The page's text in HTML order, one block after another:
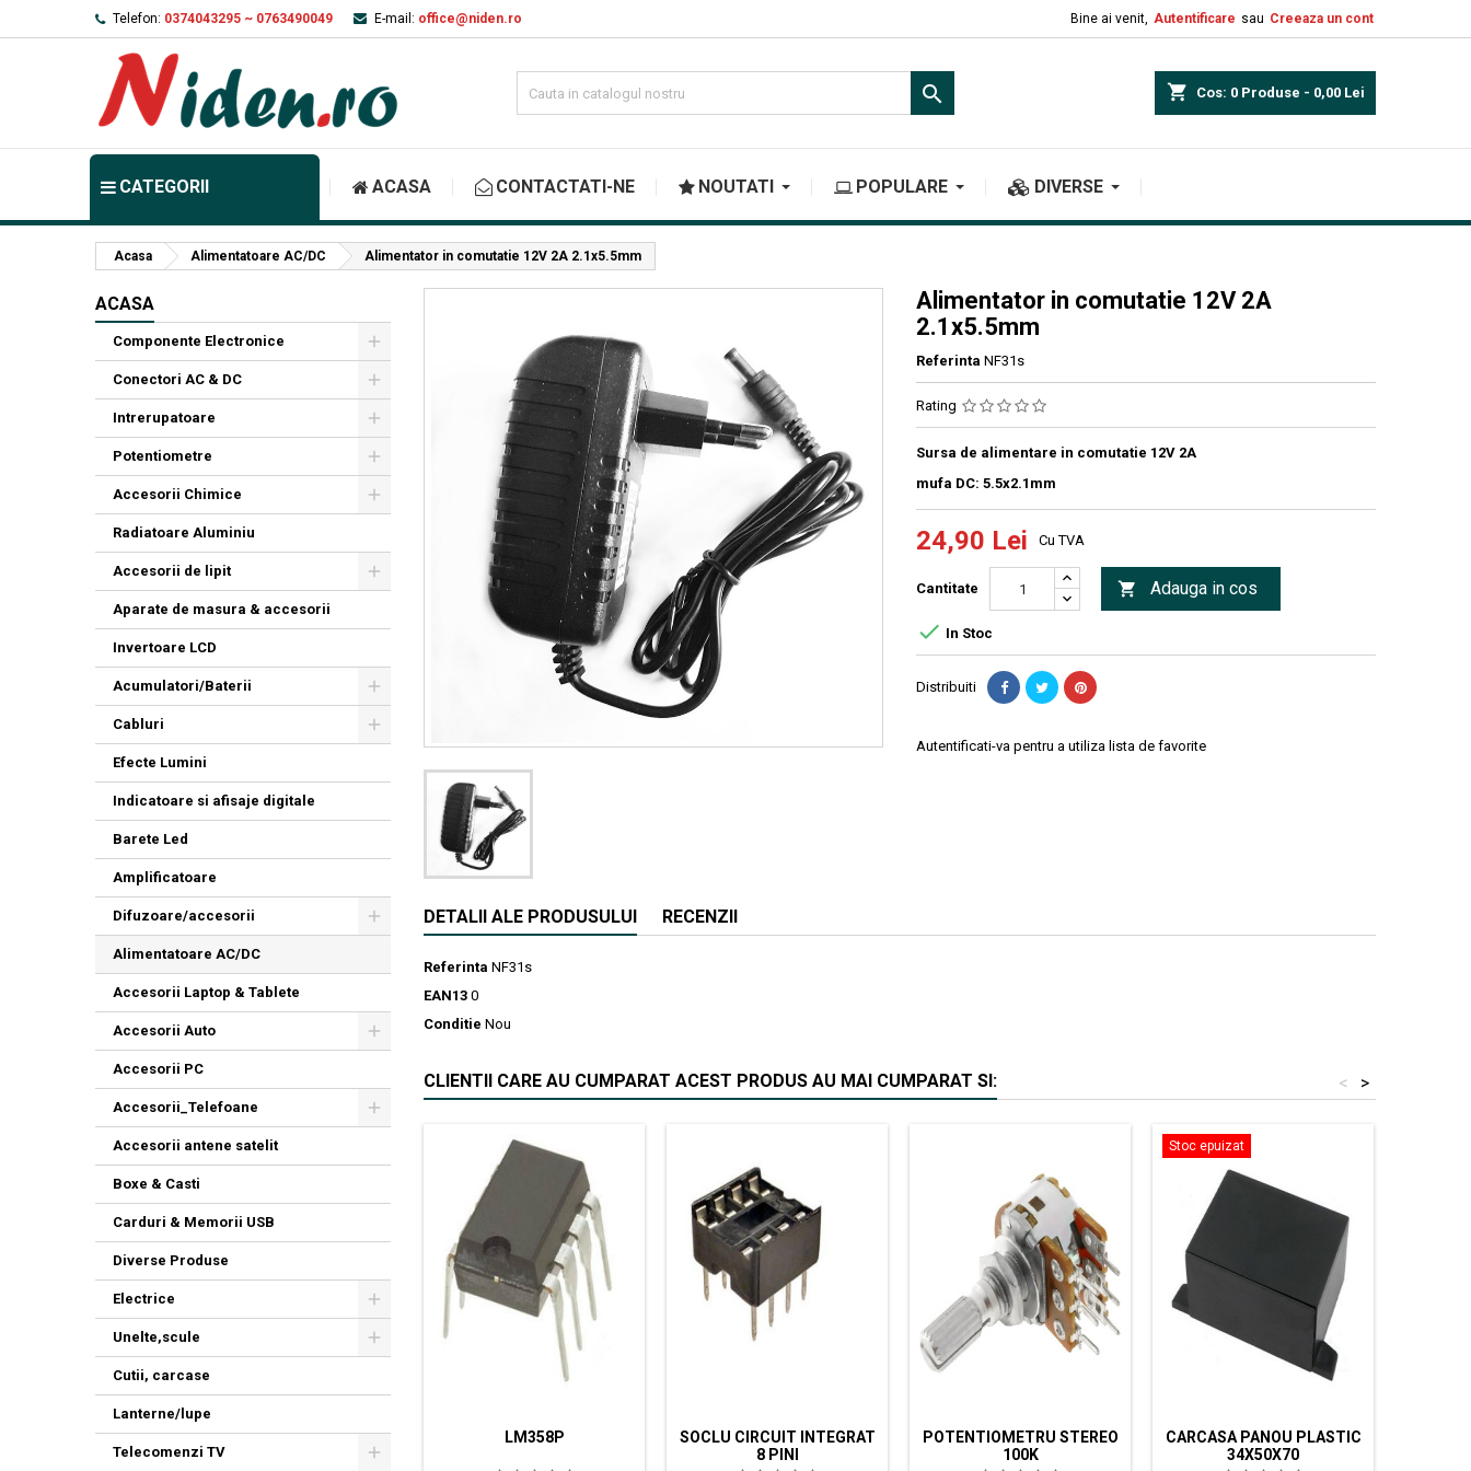
Telefon: 0374043295 ~ 0763490049 E-mail: office@niden.ro Bine ai venit, Autentificare sau Creeaza un cont
shopping_cart Cos: 0 Produse - 0,00 Lei

CATEGORII ACASA CONTACTATI-NE NOUTATI POPULARE DIVERSE
Acasa Alimentatoare AC/DC Alimentator in comutatie 12V 2A 2.1x5.5mm
ACASA
Componente Electronice
Conectori AC & DC
Intrerupatoare
Potentiometre
Accesorii Chimice
Radiatoare Aluminiu
Accesorii de lipit
Aparate de masura & accesorii
Invertoare LCD
Acumulatori/Baterii
Cabluri
Efecte Lumini
Indicatoare si afisaje digitale
Barete Led
Amplificatoare
Difuzoare/accesorii
Alimentatoare AC/DC
Accesorii Laptop & Tablete
Accesorii Auto
Accesorii PC
Accesorii_Telefoane
Accesorii antene satelit
Boxe & Casti
Carduri & Memorii USB
Diverse Produse
Electrice
Unelte,scule
Cutii, carcase
Lanterne/lupe
Telecomenzi TV
Alimentator in comutatie 12V 2A
2.1x5.5mm
Referinta NF31s
Rating
Sursa de alimentare in comutatie 12V 2A
mufa DC: 5.5x2.1mm
24,90 Lei Cu TVA
Cantitate  Adauga in cos
 In Stoc
Distribuiti
Autentificati-va pentru a utiliza lista de favorite
DETALII ALE PRODUSULUI RECENZII
Referinta NF31s
EAN13 0
Conditie Nou
CLIENTII CARE AU CUMPARAT ACEST PRODUS AU MAI CUMPARAT SI: >
<
LM358P
SOCLU CIRCUIT INTEGRAT
8 PINI
POTENTIOMETRU STEREO
100K
Stoc epuizat
CARCASA PANOU PLASTIC
34X50X70